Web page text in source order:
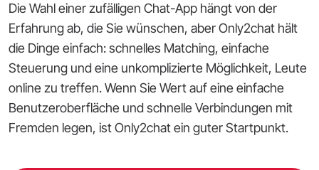
Die Wahl einer zufälligen Chat-App hängt von der
Erfahrung ab, die Sie wünschen, aber Only2chat hält
die Dinge einfach: schnelles Matching, einfache
Steuerung und eine unkomplizierte Möglichkeit, Leute
online zu treffen. Wenn Sie Wert auf eine einfache
Benutzeroberfläche und schnelle Verbindungen mit
Fremden legen, ist Only2chat ein guter Startpunkt.